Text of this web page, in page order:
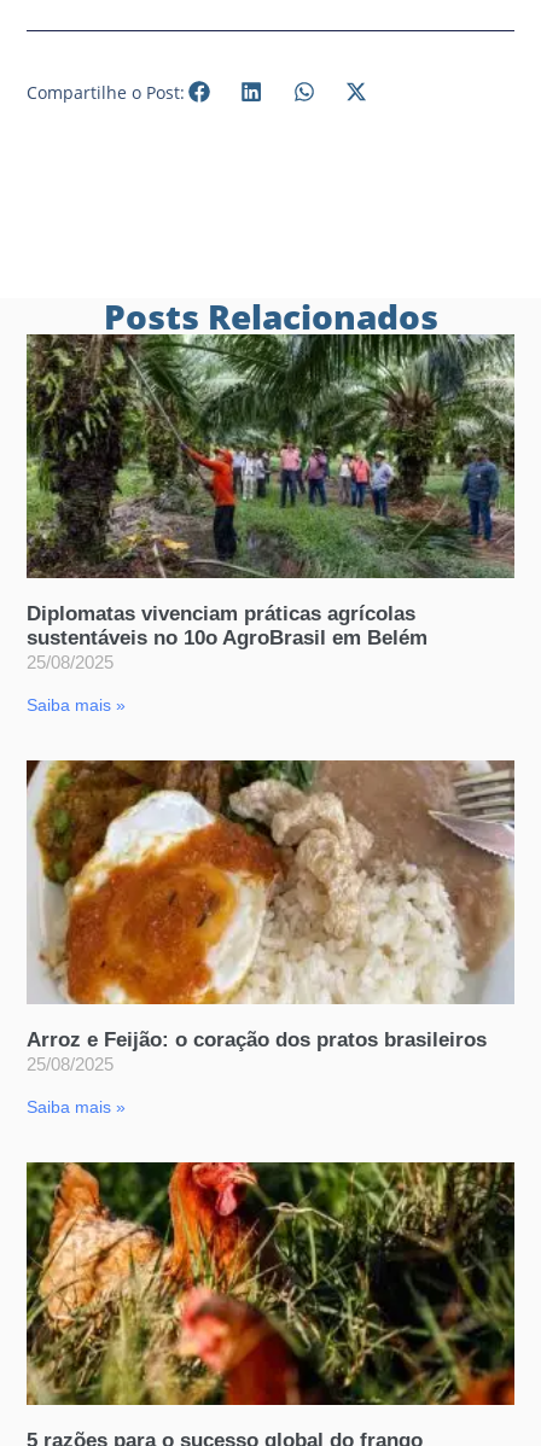
Compartilhe o Post:
Posts Relacionados
Diplomatas vivenciam práticas agrícolas
sustentáveis no 10o AgroBrasil em Belém
25/08/2025
Saiba mais »
Arroz e Feijão: o coração dos pratos brasileiros
25/08/2025
Saiba mais »
5 razões para o sucesso global do frango